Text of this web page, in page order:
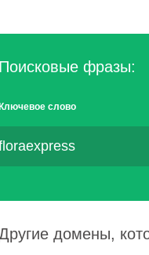
Поисковые фразы:
Ключевое слово
домены,